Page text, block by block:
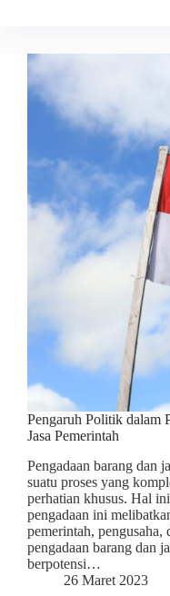
Pengaruh Politik dalam
Jasa Pemerintah
Pengadaan barang dan
suatu proses yang
perhatian khusus. Hal
pengadaan ini
pemerintah, pengusaha,
pengadaan barang dan
berpotensi…
26 Maret 2023